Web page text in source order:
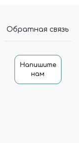
Обратная связь
Напишите
нам